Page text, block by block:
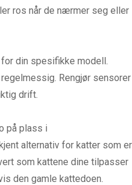
ros når de nærmer seg eller
din spesifikke modell.
Rengjør sensorer
drift.
på plass i
alternativ for katter som er
som kattene dine tilpasser
den gamle kattedoen.